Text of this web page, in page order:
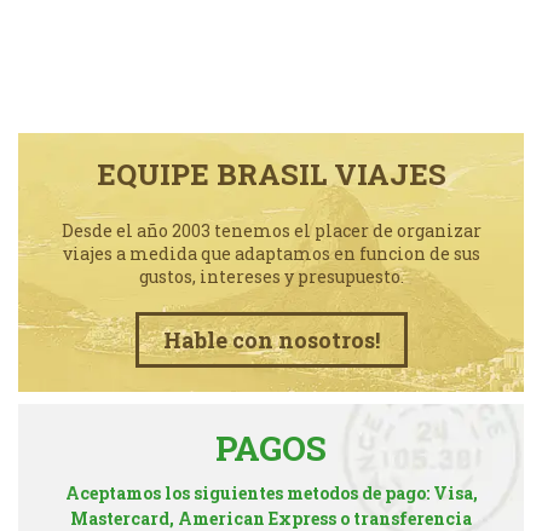
EQUIPE BRASIL VIAJES
Desde el año 2003 tenemos el placer de organizar
viajes a medida que adaptamos en funcion de sus
gustos, intereses y presupuesto.
Hable con nosotros!
PAGOS
Aceptamos los siguientes metodos de pago: Visa,
Mastercard, American Express o transferencia